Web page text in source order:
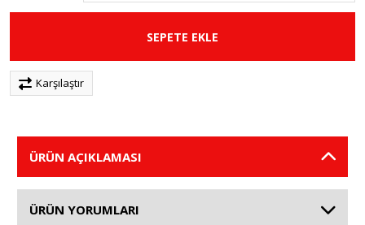
SEPETE EKLE
Karşılaştır
ÜRÜN AÇIKLAMASI
ÜRÜN YORUMLARI